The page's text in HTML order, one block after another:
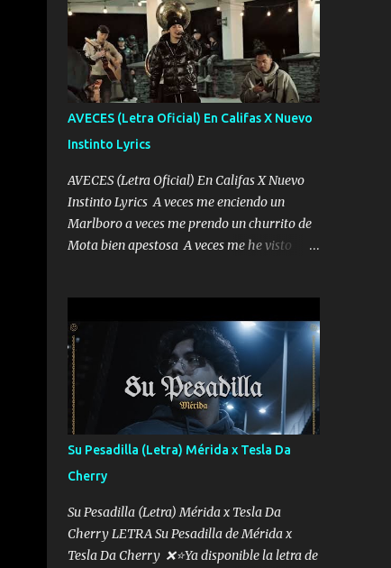
AVECES (Letra Oficial) En Califas X Nuevo
Instinto Lyrics
AVECES (Letra Oficial) En Califas X Nuevo
Instinto Lyrics A veces me enciendo un
Marlboro a veces me prendo un churrito de
Mota bien apestosa A veces me he visto
me mandó yo tengo el control a todos yo les
paro el dedo soy hocicon un malcriado un
malandrón Que Les importa no saben nada
falsas las risas las que me miran hay gente
corriente no quieren verte subir de level
trucha mis plebes Música A veces me pongo
un sombrero a veces me ven la cachucha de
lado con la mirada siempre en alto A veces
me fajó una super o a veces me fajó una
Glock siempre armado todas las
generaciones yo traigo El chiste es que hago
Su Pesadilla (Letra) Mérida x Tesla Da
Cherry
Su Pesadilla (Letra) Mérida x Tesla Da
Cherry LETRA Su Pesadilla de Mérida x
Tesla Da Cherry ❌⭐Ya disponible la letra de